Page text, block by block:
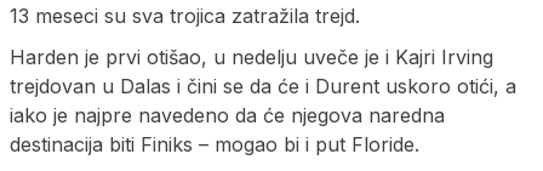
13 meseci su sva trojica zatražila trejd.
Harden je prvi otišao, u nedelju uveče je i Kajri Irving
trejdovan u Dalas i čini se da će i Durent uskoro otići, a
iako je najpre navedeno da će njegova naredna
destinacija biti Finiks – mogao bi i put Floride.